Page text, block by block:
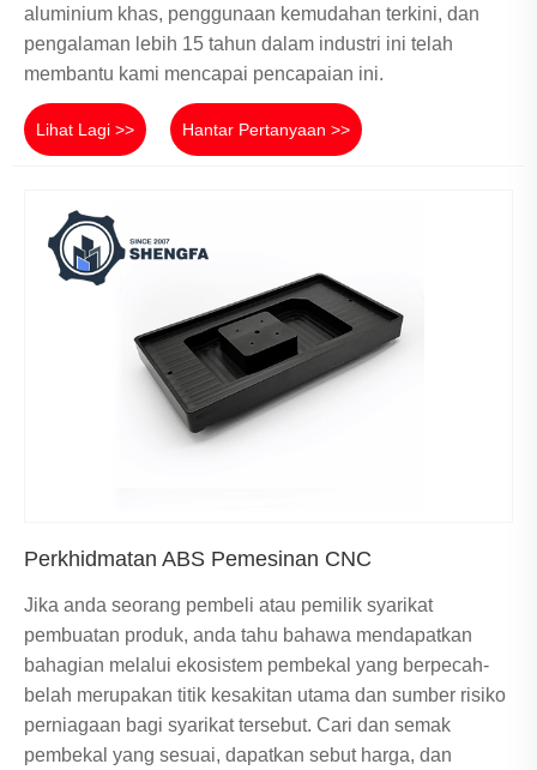
aluminium khas, penggunaan kemudahan terkini, dan
pengalaman lebih 15 tahun dalam industri ini telah
membantu kami mencapai pencapaian ini.
Lihat Lagi >> Hantar Pertanyaan >>
Perkhidmatan ABS Pemesinan CNC
Jika anda seorang pembeli atau pemilik syarikat
pembuatan produk, anda tahu bahawa mendapatkan
bahagian melalui ekosistem pembekal yang berpecah-
belah merupakan titik kesakitan utama dan sumber risiko
perniagaan bagi syarikat tersebut. Cari dan semak
pembekal yang sesuai, dapatkan sebut harga, dan